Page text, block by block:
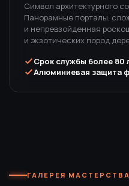
Символ архитектурного
Панорамные порталы,
и непревзойденная
и экзотических пород
Срок службы более 80
Алюминиевая защита
ГАЛЕРЕЯ МАСТЕРСТВА